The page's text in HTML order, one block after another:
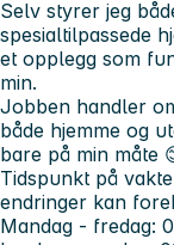
Selv styrer jeg
spesialtilpassede
et opplegg som
min.
Jobben handler
både hjemme og
bare på min måte
Tidspunkt på
endringer kan
Mandag - fredag: